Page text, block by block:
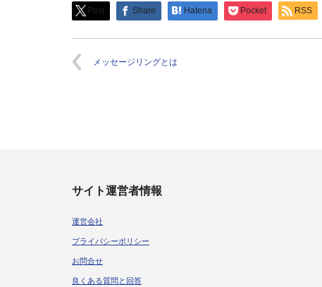
Post Share Hatena Pocket RSS
メッセージリングとは
サイト運営者情報
運営会社
プライバシーポリシー
お問合せ
良くある質問と回答